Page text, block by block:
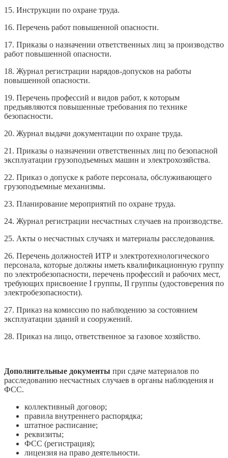
15. Инструкции по охране труда.
16. Перечень работ повышенной опасности.
17. Приказы о назначении ответственных лиц за производство
работ повышенной опасности.
18. Журнал регистрации нарядов-допусков на работы
повышенной опасности.
19. Перечень профессий и видов работ, к которым
предъявляются повышенные требования по технике
безопасности.
20. Журнал выдачи документации по охране труда.
21. Приказы о назначении ответственных лиц по безопасной
эксплуатации грузоподъемных машин и электрохозяйства.
22. Приказ о допуске к работе персонала, обслуживающего
грузоподъемные механизмы.
23. Планирование мероприятий по охране труда.
24. Журнал регистрации несчастных случаев на производстве.
25. Акты о несчастных случаях и материалы расследования.
26. Перечень должностей ИТР и электротехнологического
персонала, которые должны иметь квалификационную группу
по электробезопасности, перечень профессий и рабочих мест,
требующих присвоение I группы, II группы (удостоверения по
электробезопасности).
27. Приказ на комиссию по наблюдению за состоянием
эксплуатации зданий и сооружений.
28. Приказ на лицо, ответственное за газовое хозяйство.
Дополнительные документы при сдаче материалов по
расследованию несчастных случаев в органы наблюдения и
ФСС.
коллективный договор;
правила внутреннего распорядка;
штатное расписание;
реквизиты;
ФСС (регистрация);
лицензия на право деятельности.